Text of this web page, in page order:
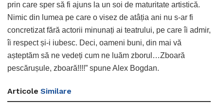
prin care sper să fi ajuns la un soi de maturitate artistică.
Nimic din lumea pe care o visez de atâția ani nu s-ar fi
concretizat fără actorii minunați ai teatrului, pe care îi admir,
îi respect și-i iubesc. Deci, oameni buni, din mai vă
așteptăm să ne vedeți cum ne luăm zborul…Zboară
pescărușule, zboară!!!!” spune Alex Bogdan.
Articole Similare